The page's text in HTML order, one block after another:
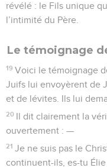
révélé : le Fils unique
l’intimité du Père.
Le témoignage
19 Voici le témoignage
Juifs lui envoyèrent de
et de lévites. Ils lui
20 Il dit clairement la
ouvertement : —
21 Je ne suis pas le
continuent-ils, es-tu